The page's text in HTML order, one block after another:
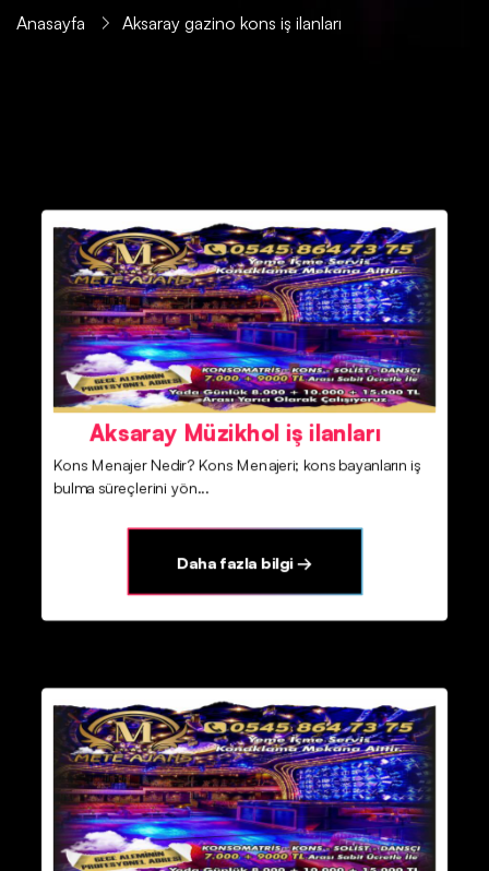
Anasayfa Aksaray gazino kons iş ilanları
Aksaray Müzikhol iş ilanları
Kons Menajer Nedir? Kons Menajeri; kons bayanların iş
bulma süreçlerini yön...
Daha fazla bilgi →